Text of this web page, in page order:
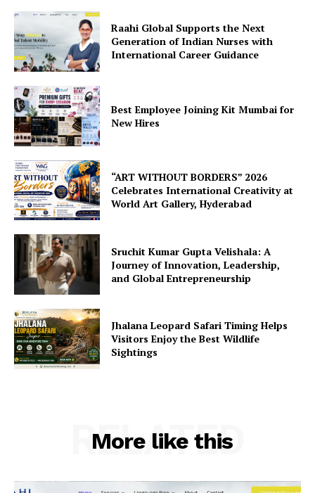
Raahi Global Supports the Next
Generation of Indian Nurses with
International Career Guidance
Best Employee Joining Kit Mumbai for
New Hires
“ART WITHOUT BORDERS” 2026
Celebrates International Creativity at
World Art Gallery, Hyderabad
Sruchit Kumar Gupta Velishala: A
Journey of Innovation, Leadership,
and Global Entrepreneurship
Jhalana Leopard Safari Timing Helps
Visitors Enjoy the Best Wildlife
Sightings
More like this
RELATED